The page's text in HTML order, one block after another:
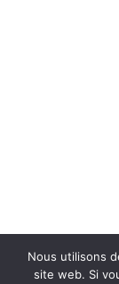
Nous utilisons
site web. Si